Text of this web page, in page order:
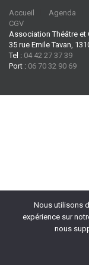
Accueil Agenda
CGV
Association Théâtre et
35 rue Emile Tavan,
Tel : 04 42 27 37 39
Port : 06 70 32 90 69
Nous utilisons
expérience sur
nous